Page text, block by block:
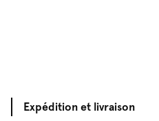
Expédition et livraison